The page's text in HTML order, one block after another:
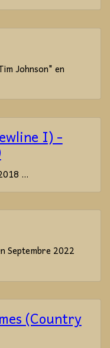
Johnson" en
I) -
...
Septembre 2022
(Country